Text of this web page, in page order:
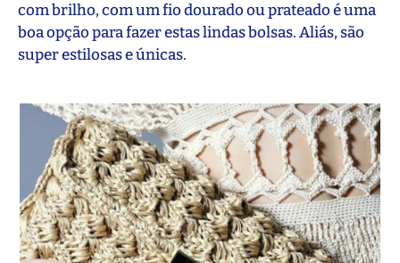
com brilho, com um fio dourado ou prateado é uma
boa opção para fazer estas lindas bolsas. Aliás, são
super estilosas e únicas.